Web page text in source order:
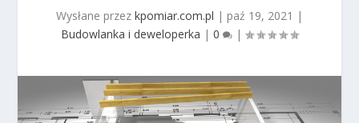
Wysłane przez kpomiar.com.pl | paź 19, 2021 |
Budowlanka i deweloperka | 0 |